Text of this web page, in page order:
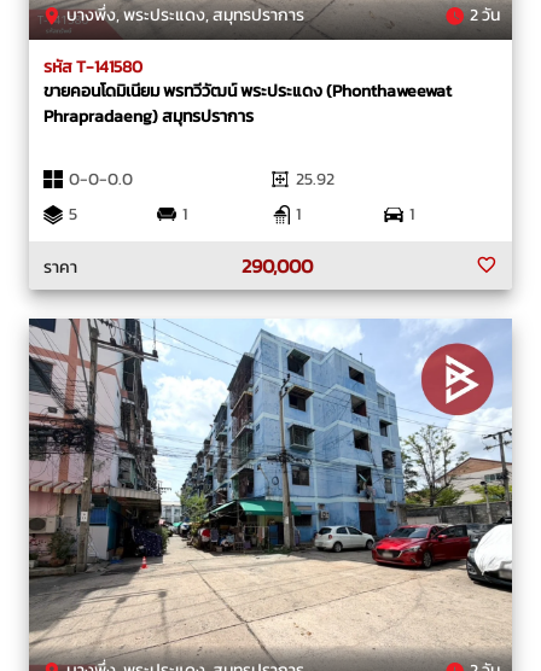
บางพึ่ง, พระประแดง, สมุทรปราการ 2 วัน
รหัส T-141580
ขายคอนโดมิเนียม พรทวีวัฒน์ พระประแดง (Phonthaweewat
Phrapradaeng) สมุทรปราการ
0-0-0.0
25.92
5
1 1
1
ราคา
290,000